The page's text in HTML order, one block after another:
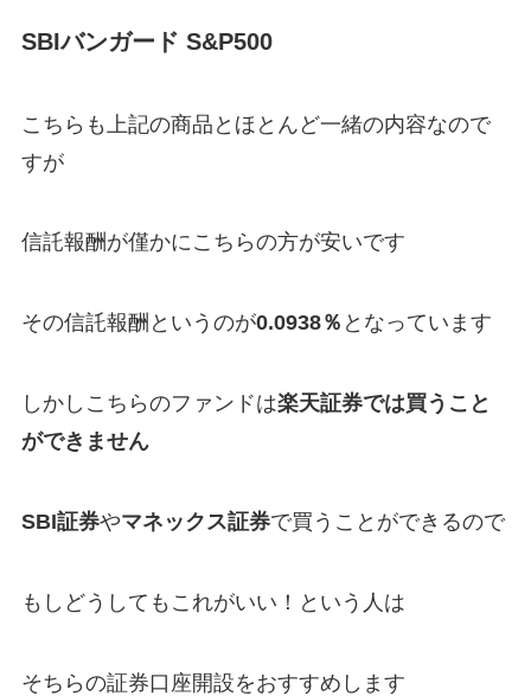
SBIバンガード S&P500
こちらも上記の商品とほとんど一緒の内容なので
すが
信託報酬が僅かにこちらの方が安いです
その信託報酬というのが0.0938％ となっています
しかしこちらのファンドは楽天証券では買うこと
ができません
SBI証券やマネックス証券で買うことができるので
もしどうしてもこれがいい！という人は
そちらの証券口座開設をおすすめします